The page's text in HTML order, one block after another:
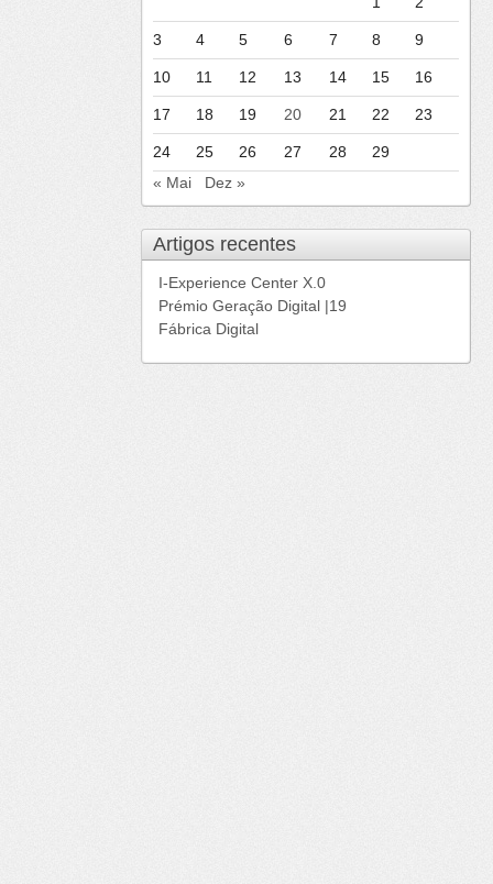
3 4 5 6 7 8 9
10 11 12 13 14 15 16
17 18 19 20 21 22 23
24 25 26 27 28
29
« Mai
Dez »
Artigos recentes
I-Experience Center X.0
Prémio Geração Digital |19
Fábrica Digital